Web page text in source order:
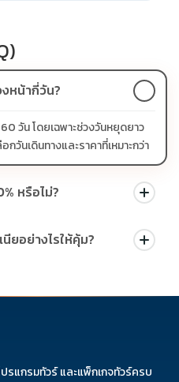
หน้ากี่วัน?
วัน โดยเฉพาะช่วงวันหยุดยาว
วันเดินทางและราคาที่เหมาะกว่า
หรือไม่?
รโมชั่นบัตรเครดิตตามเงื่อนไขที่
โมชั่นในรายการทัวร์แต่ละ
ยอย่างไรให้คุ้ม?
ดเพียงอย่างเดียว
รแกรมทัวร์ และแพ็กเกจทัวร์ครบ